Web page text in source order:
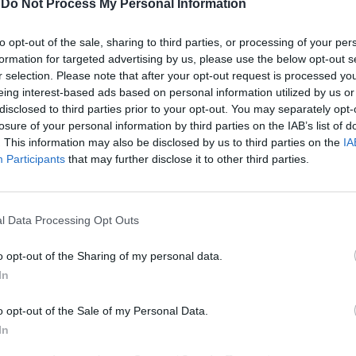
Do Not Process My Personal Information
opt-out of the sale, sharing to third parties, or processing of your
for targeted advertising by us, please use the below opt-out
selection. Please note that after your opt-out request is processed
interest-based ads based on personal information utilized by us
to third parties prior to your opt-out. You may separately
of your personal information by third parties on the IAB’s list of
This information may also be disclosed by us to third parties on the
Participants that may further disclose it to other third parties.
Data Processing Opt Outs
opt-out of the Sharing of my personal data.
opt-out of the Sale of my Personal Data.
rendere al massimo la sua esperienza
degli occupanti e non solo. In
non potevano mancare il Lane
per il mantenimento della corsia di
Assist Pilot per facilitare le manovre
automatico Road Sign Information,
Beam e un sistema radar di Cross Traffic
posteriore, che avverte chi guida di
Disponibile il Blind Sport Information
il conducente in caso vi siano
inoltre per il City Safe, che entra in
fino a 50 km/h e attraverso un
di diamante è sicuramente l'airbag per i
novità assoluta, che attraverso dei
In
Trump, Meloni e la strategia